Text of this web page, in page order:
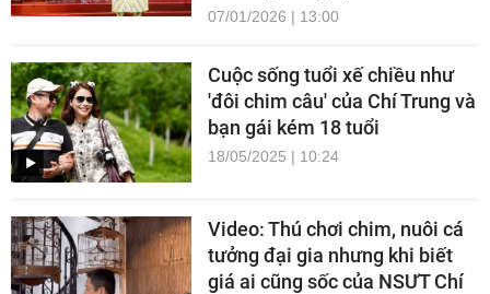
07/01/2026 | 13:00
Cuộc sống tuổi xế chiều như
'đôi chim câu' của Chí Trung và
bạn gái kém 18 tuổi
18/05/2025 | 10:24
Video: Thú chơi chim, nuôi cá
tưởng đại gia nhưng khi biết
giá ai cũng sốc của NSƯT Chí